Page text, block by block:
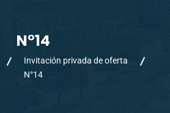
N°14
Invitación privada de oferta
N°14